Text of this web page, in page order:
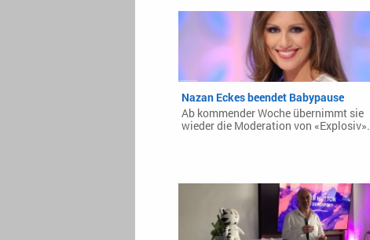
Nazan Eckes beendet Babypause
Ab kommender Woche übernimmt sie
wieder die Moderation von «Explosiv».